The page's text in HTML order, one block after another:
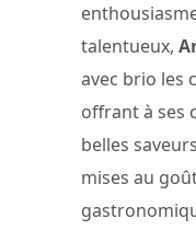
talentueux,
avec brio les
offrant à ses
belles
mises au